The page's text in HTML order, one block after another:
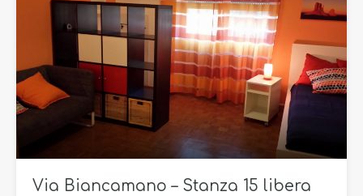
Via Biancamano – Stanza 15 libera